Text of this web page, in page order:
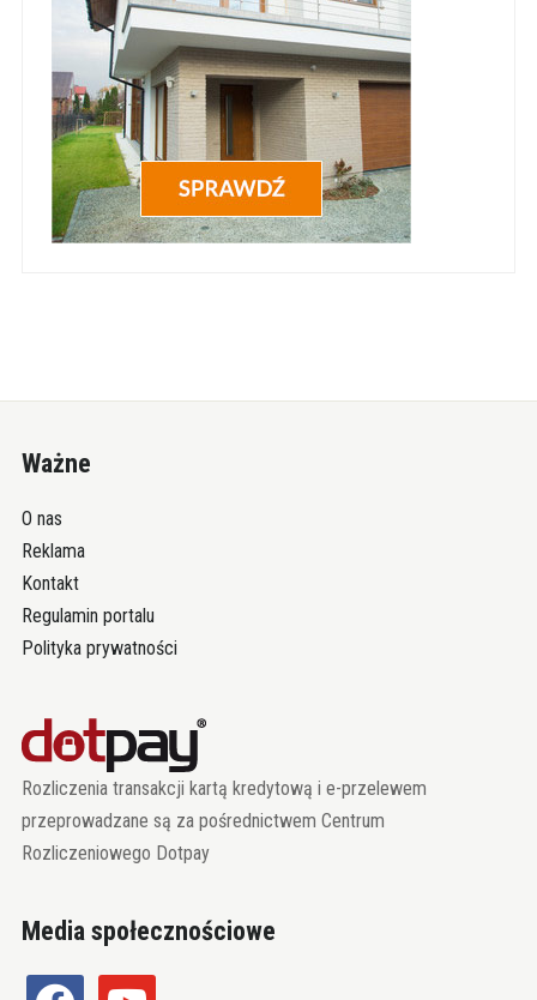
Ważne
O nas
Reklama
Kontakt
Regulamin portalu
Polityka prywatności
Rozliczenia transakcji kartą kredytową i e-przelewem
przeprowadzane są za pośrednictwem Centrum
Rozliczeniowego Dotpay
Media społecznościowe
facebook youtube